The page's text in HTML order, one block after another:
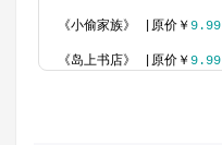
《小偷家族》 |原价￥ 9.99
《岛上书店》 |原价￥ 9.99